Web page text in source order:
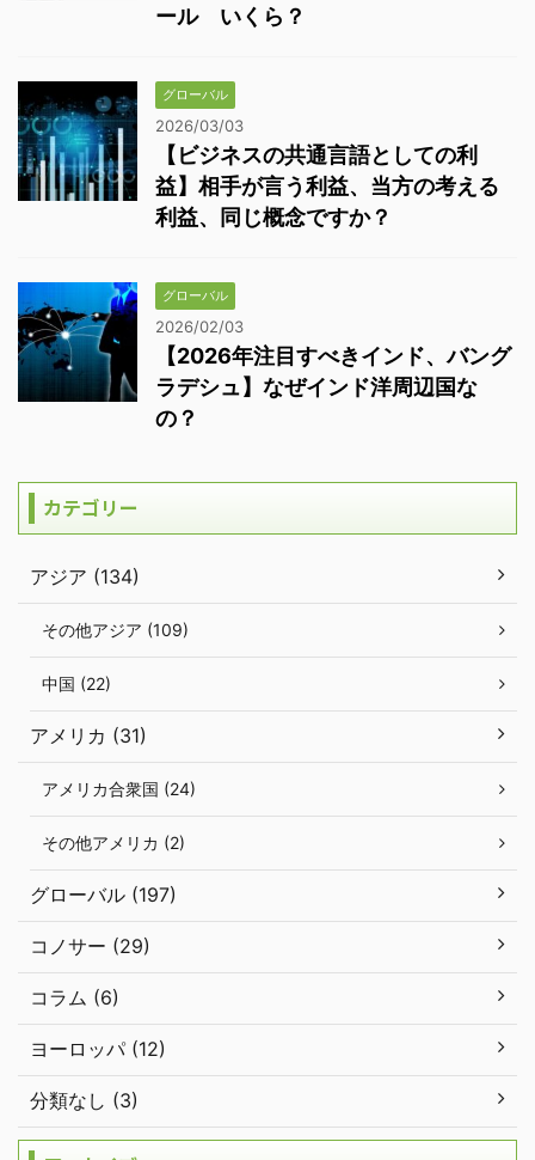
ール いくら？
グローバル
2026/03/03
【ビジネスの共通言語としての利
益】相手が言う利益、当方の考える
利益、同じ概念ですか？
グローバル
2026/02/03
【2026年注目すべきインド、バング
ラデシュ】なぜインド洋周辺国な
の？
カテゴリー
アジア (134)
その他アジア (109)
中国 (22)
アメリカ (31)
アメリカ合衆国 (24)
その他アメリカ (2)
グローバル (197)
コノサー (29)
コラム (6)
ヨーロッパ (12)
分類なし (3)